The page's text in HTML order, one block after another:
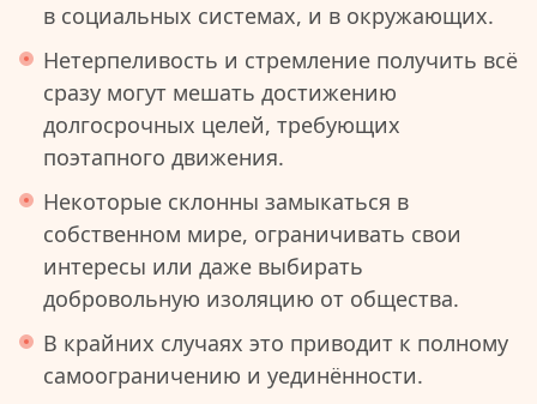
в социальных системах, и в окружающих.
Нетерпеливость и стремление получить всё
сразу могут мешать достижению
долгосрочных целей, требующих
поэтапного движения.
Некоторые склонны замыкаться в
собственном мире, ограничивать свои
интересы или даже выбирать
добровольную изоляцию от общества.
В крайних случаях это приводит к полному
самоограничению и уединённости.